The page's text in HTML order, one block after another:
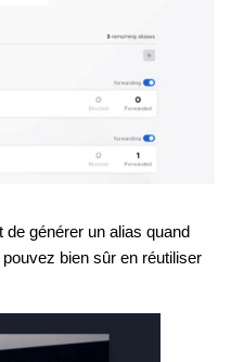
générer un alias quand
bien sûr en réutiliser